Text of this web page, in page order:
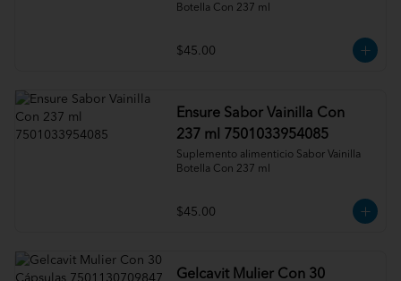
Botella Con 237 ml
$45.00
Ensure Sabor Vainilla Con
237 ml 7501033954085
Suplemento alimenticio Sabor Vainilla
Botella Con 237 ml
$45.00
Gelcavit Mulier Con 30